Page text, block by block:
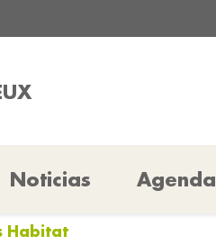
Noticias Agenda
Habitat